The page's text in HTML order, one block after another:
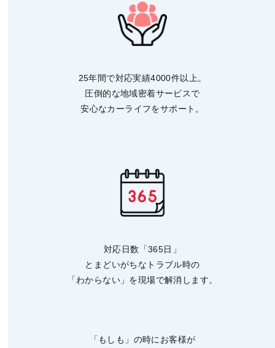
25年間で対応実績4000件以上。
圧倒的な地域密着サービスで
安心なカーライフをサポート。
対応日数「365日」
とまどいがちなトラブル時の
「わからない」を現場で解消します。
「もしも」の時にお客様が